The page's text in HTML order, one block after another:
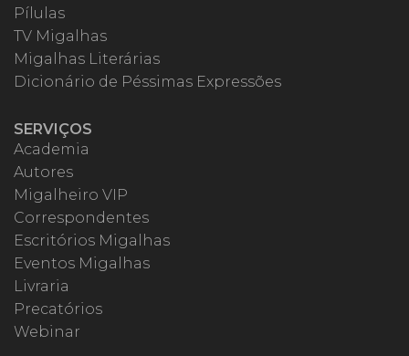
Pílulas
TV Migalhas
Migalhas Literárias
Dicionário de Péssimas Expressões
SERVIÇOS
Academia
Autores
Migalheiro VIP
Correspondentes
Escritórios Migalhas
Eventos Migalhas
Livraria
Precatórios
Webinar